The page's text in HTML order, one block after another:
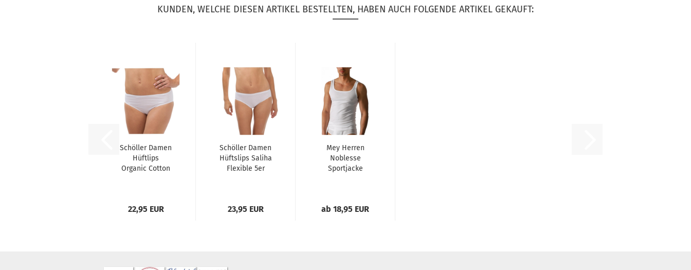
KUNDEN, WELCHE DIESEN ARTIKEL BESTELLTEN, HABEN AUCH FOLGENDE ARTIKEL GEKAUFT:
Schöller Damen
Hüftlips
Organic Cotton
22,95 EUR
Schöller Damen
Hüftslips Saliha
Flexible 5er
23,95 EUR
Mey Herren
Noblesse
Sportjacke
ab 18,95 EUR